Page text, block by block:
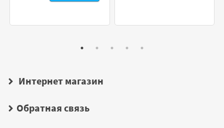
Интернет магазин
Обратная связь